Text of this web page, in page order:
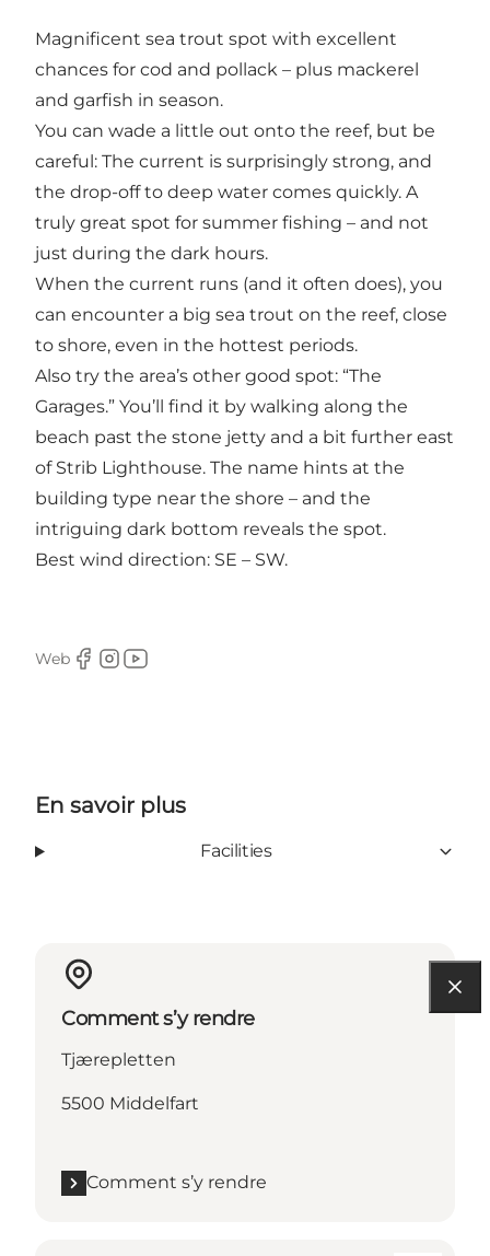
Magnificent sea trout spot with excellent
chances for cod and pollack – plus mackerel
and garfish in season.
You can wade a little out onto the reef, but be
careful: The current is surprisingly strong, and
the drop-off to deep water comes quickly. A
truly great spot for summer fishing – and not
just during the dark hours.
When the current runs (and it often does), you
can encounter a big sea trout on the reef, close
to shore, even in the hottest periods.
Also try the area’s other good spot: “The
Garages.” You’ll find it by walking along the
beach past the stone jetty and a bit further east
of Strib Lighthouse. The name hints at the
building type near the shore – and the
intriguing dark bottom reveals the spot.
Best wind direction: SE – SW.
Web
Facebook
Instagram
Youtube
En savoir plus
Facilities
Comment s’y rendre
Tjærepletten
5500 Middelfart
Comment s’y rendre